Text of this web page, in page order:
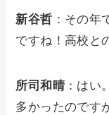
新谷哲 ：その年
ですね！高校と
所司和晴 ：はい
多かったのです